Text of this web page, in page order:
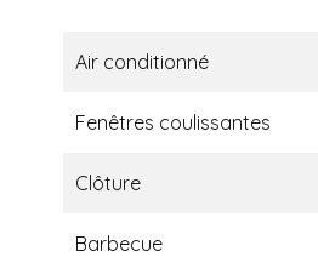
Air conditionné
Fenêtres coulissantes
Clôture
Barbecue